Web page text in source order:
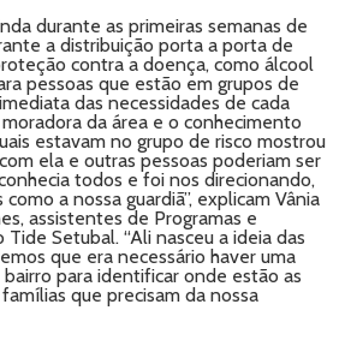
durante as primeiras semanas de
a distribuição porta a porta de
contra a doença, como álcool
pessoas que estão em grupos de
das necessidades de cada
da área e o conhecimento
estavam no grupo de risco mostrou
ela e outras pessoas poderiam ser
todos e foi nos direcionando,
a nossa guardiã”, explicam Vânia
assistentes de Programas e
Setubal. “Ali nasceu a ideia das
que era necessário haver uma
para identificar onde estão as
que precisam da nossa